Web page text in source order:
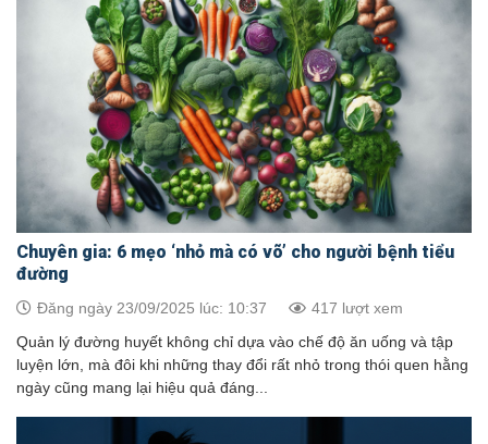
Chuyên gia: 6 mẹo ‘nhỏ mà có võ’ cho người bệnh tiểu
đường
Đăng ngày 23/09/2025 lúc: 10:37 417 lượt xem
Quản lý đường huyết không chỉ dựa vào chế độ ăn uống và tập
luyện lớn, mà đôi khi những thay đổi rất nhỏ trong thói quen hằng
ngày cũng mang lại hiệu quả đáng...